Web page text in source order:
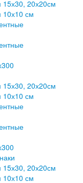
20х20см
10х10 см
20х20см
10х10 см
20х20см
10х10 см